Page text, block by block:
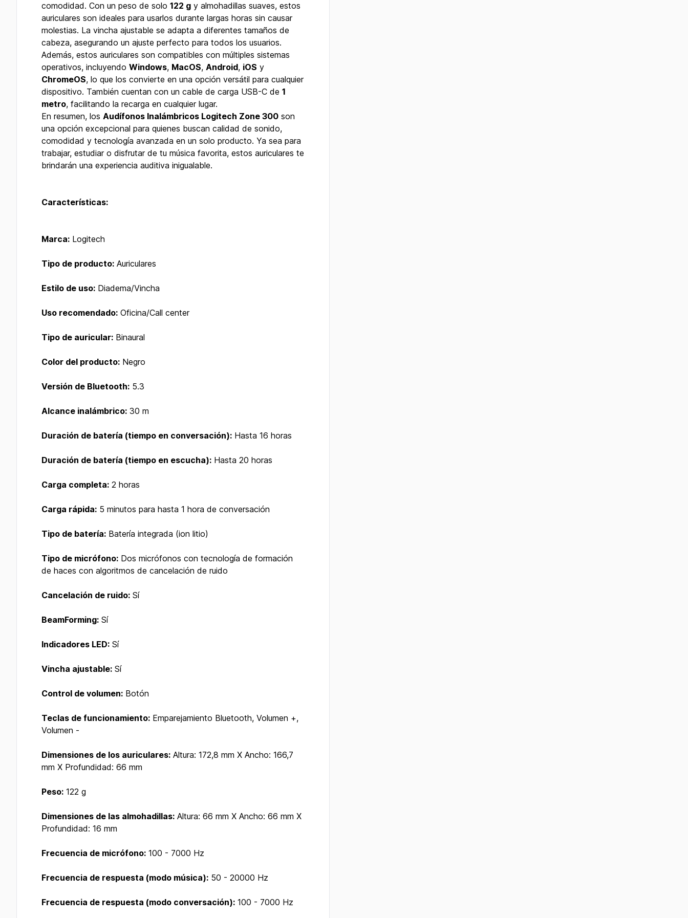
comodidad. Con un peso de solo 122 g y almohadillas suaves, estos
auriculares son ideales para usarlos durante largas horas sin causar
molestias. La vincha ajustable se adapta a diferentes tamaños de
cabeza, asegurando un ajuste perfecto para todos los usuarios.
Además, estos auriculares son compatibles con múltiples sistemas
operativos, incluyendo Windows, MacOS, Android, iOS y
ChromeOS, lo que los convierte en una opción versátil para cualquier
dispositivo. También cuentan con un cable de carga USB-C de 1
metro, facilitando la recarga en cualquier lugar.
En resumen, los Audífonos Inalámbricos Logitech Zone 300 son
una opción excepcional para quienes buscan calidad de sonido,
comodidad y tecnología avanzada en un solo producto. Ya sea para
trabajar, estudiar o disfrutar de tu música favorita, estos auriculares te
brindarán una experiencia auditiva inigualable.
Características:
Marca: Logitech
Tipo de producto: Auriculares
Estilo de uso: Diadema/Vincha
Uso recomendado: Oficina/Call center
Tipo de auricular: Binaural
Color del producto: Negro
Versión de Bluetooth: 5.3
Alcance inalámbrico: 30 m
Duración de batería (tiempo en conversación): Hasta 16 horas
Duración de batería (tiempo en escucha): Hasta 20 horas
Carga completa: 2 horas
Carga rápida: 5 minutos para hasta 1 hora de conversación
Tipo de batería: Batería integrada (ion litio)
Tipo de micrófono: Dos micrófonos con tecnología de formación
de haces con algoritmos de cancelación de ruido
Cancelación de ruido: Sí
BeamForming: Sí
Indicadores LED: Sí
Vincha ajustable: Sí
Control de volumen: Botón
Teclas de funcionamiento: Emparejamiento Bluetooth, Volumen +,
Volumen -
Dimensiones de los auriculares: Altura: 172,8 mm X Ancho: 166,7
mm X Profundidad: 66 mm
Peso: 122 g
Dimensiones de las almohadillas: Altura: 66 mm X Ancho: 66 mm X
Profundidad: 16 mm
Frecuencia de micrófono: 100 - 7000 Hz
Frecuencia de respuesta (modo música): 50 - 20000 Hz
Frecuencia de respuesta (modo conversación): 100 - 7000 Hz